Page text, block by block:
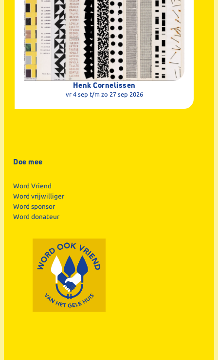
Henk Cornelissen
vr 4 sep t/m zo 27 sep 2026
Doe mee
Word Vriend
Word vrijwilliger
Word sponsor
Word donateur